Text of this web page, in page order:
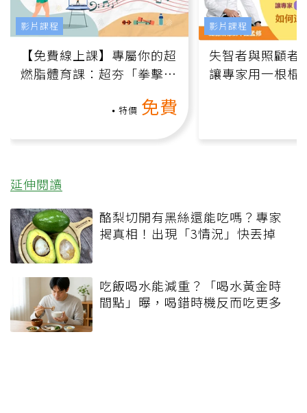
【免費線上課】專屬你的超
燃脂體育課：超夯「拳擊有
特價 免費
影片課程
失智者與照顧者
讓專家用一根棍
影片課程
延伸閱讀
酪梨切開有黑絲還能吃嗎？專家
揭真相！出現「3情況」快丟掉
吃飯喝水能減重？「喝水黃金時
間點」曝，喝錯時機反而吃更多